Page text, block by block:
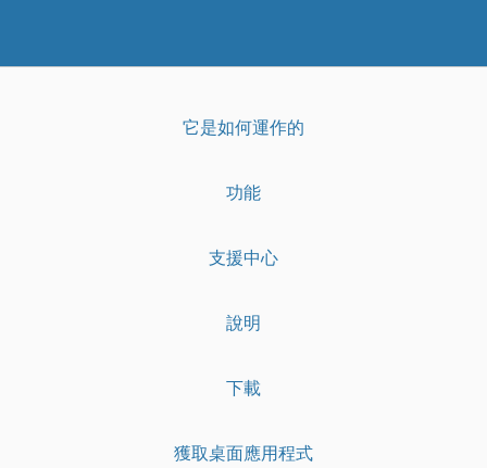
它是如何運作的
功能
支援中心
說明
下載
獲取桌面應用程式